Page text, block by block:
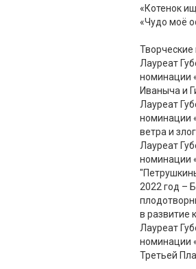
«Котенок
«Чудо моё
Лауреат
номинации
Иваныча и
Лауреат
номинации
ветра и
Лауреат
номинации
2022 год –
в развитие
Лауреат
номинации
Третьей